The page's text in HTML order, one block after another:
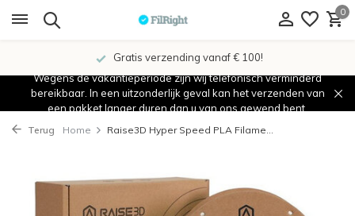
0
Gratis verzending vanaf € 100!
Wegens de vakantieperiode zijn wij telefonisch verminderd
bereikbaar. In een uitzonderlijk geval kan het verzenden van
een pakket langer duren dan u van ons gewend bent.
Terug Home Raise3D Hyper Speed PLA Filame...